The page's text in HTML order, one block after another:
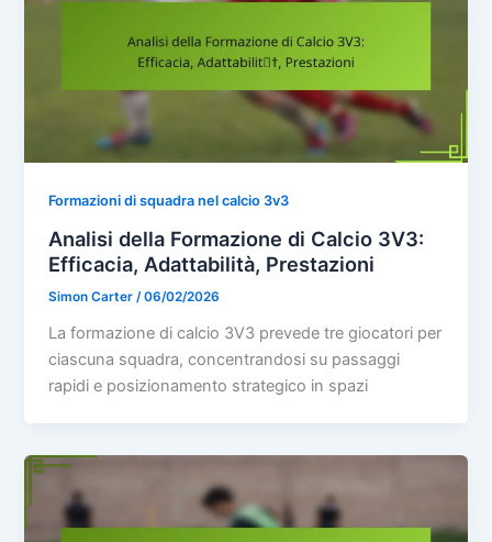
Formazioni di squadra nel calcio 3v3
Analisi della Formazione di Calcio 3V3:
Efficacia, Adattabilità, Prestazioni
Simon Carter/06/02/2026
La formazione di calcio 3V3 prevede tre giocatori per
ciascuna squadra, concentrandosi su passaggi
rapidi e posizionamento strategico in spazi